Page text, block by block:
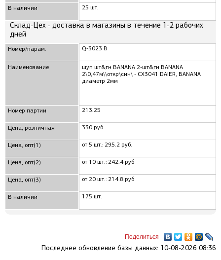
В наличии 25 шт.
Склад-Цех - доставка в магазины в течение 1-2 рабочих
дней
Номер/парам.
Наименование
Номер партии
Цена, розничная
Цена, опт(1)
Цена, опт(2)
Цена, опт(3)
В наличии
Q-3023 B
щуп шт&гн BANANA 2-шт&гн BANANA
2\0,47м\\откр\син\ - CX3041 DAIER, BANANA
диаметр 2мм
213.25
330 руб.
от 5 шт.: 295.2 руб.
от 10 шт.: 242.4 руб
от 20 шт.: 214.8 руб
175 шт.
Поделиться
Последнее обновление базы данных: 10-08-2026 08:36